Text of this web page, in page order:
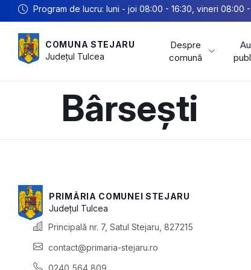
Program de lucru: luni - joi 08:00 - 16:30, vineri 08:00 -
COMUNA STEJARU
Județul Tulcea
Despre
comună
Bârsești
PRIMĂRIA COMUNEI STEJARU
Județul Tulcea
Principală nr. 7, Satul Stejaru, 827215
contact@primaria-stejaru.ro
0240 564 809